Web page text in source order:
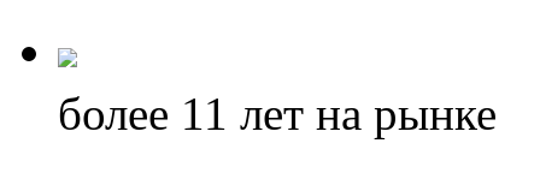
более 11 лет на рынке